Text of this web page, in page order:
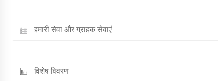
हमारी सेवा और ग्राहक सेवाएं
विशेष विवरण